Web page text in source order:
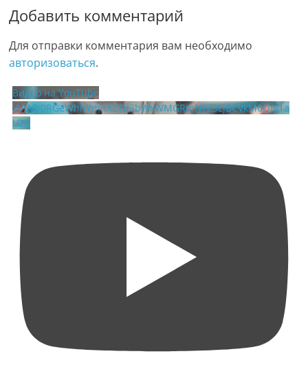
Добавить комментарий
Для отправки комментария вам необходимо
авторизоваться.
Видео на YouTube
VVVVb0RGeWhhYmhXZTd3bWxWMGRmNFZ3LjBCVkM0Q0I1a
UZZ